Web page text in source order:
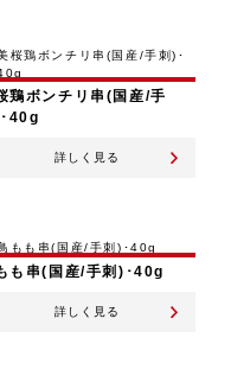
鶏ボンチリ串(国産/手
40g
詳しく見る
も串(国産/手刺)･40g
詳しく見る